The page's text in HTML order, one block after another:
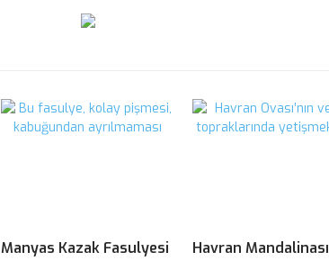
Manyas Kazak Fasulyesi Havran Mandalinası